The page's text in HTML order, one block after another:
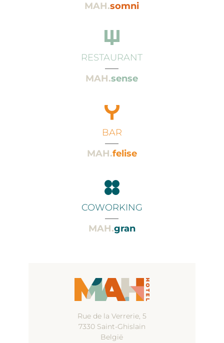
MAH.somni
RESTAURANT
MAH.sense
BAR
MAH.felise
COWORKING
MAH.gran
Rue de la Verrerie, 5
7330 Saint-Ghislain
België